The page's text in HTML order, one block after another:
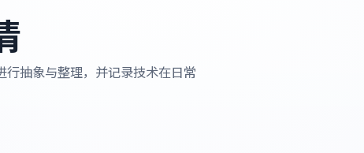
行抽象与整理，并记录技术在日常